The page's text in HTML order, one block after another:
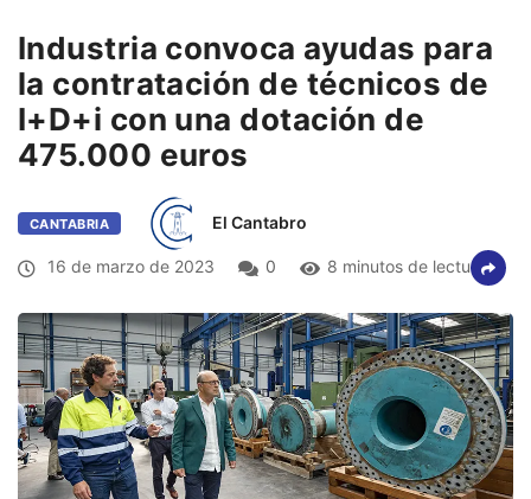
Industria convoca ayudas para
la contratación de técnicos de
I+D+i con una dotación de
475.000 euros
CANTABRIA El Cantabro
16 de marzo de 2023 0 8 minutos de lectura